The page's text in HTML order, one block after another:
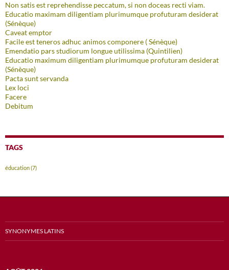
Non satis est reprehendisse peccatum, si non doceas recti viam.
Educatio maximam diligentiam plurimumque profuturam desiderat
(Sénèque)
Caveat emptor
Facile est teneros adhuc animos componere ( Sénèque)
Emendatio pars studiorum longue utilissima (Quintilien)
Educatio maximum diligentiam plurimumque profuturam desiderat
(Sénèque)
Pacta sunt servanda
Lex loci
Facere
Debitum
TAGS
éducation(7)
SYNONYMES LATINS